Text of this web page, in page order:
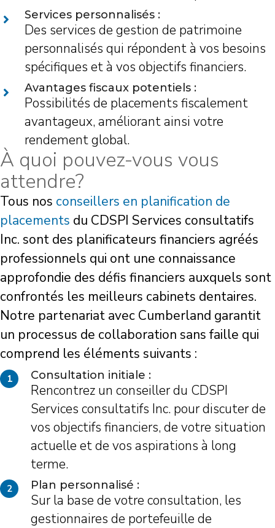
Services personnalisés :
Des services de gestion de patrimoine
personnalisés qui répondent à vos besoins
spécifiques et à vos objectifs financiers.
Avantages fiscaux potentiels :
Possibilités de placements fiscalement
avantageux, améliorant ainsi votre
rendement global.
À quoi pouvez-vous vous
attendre?
Tous nos conseillers en planification de
placements du CDSPI Services consultatifs
Inc. sont des planificateurs financiers agréés
professionnels qui ont une connaissance
approfondie des défis financiers auxquels sont
confrontés les meilleurs cabinets dentaires.
Notre partenariat avec Cumberland garantit
un processus de collaboration sans faille qui
comprend les éléments suivants :
1 Consultation initiale :
Rencontrez un conseiller du CDSPI
Services consultatifs Inc. pour discuter de
vos objectifs financiers, de votre situation
actuelle et de vos aspirations à long
terme.
2 Plan personnalisé :
Sur la base de votre consultation, les
gestionnaires de portefeuille de